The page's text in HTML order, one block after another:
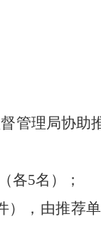
管理局协助
各5名 ）
；
）
，由推荐